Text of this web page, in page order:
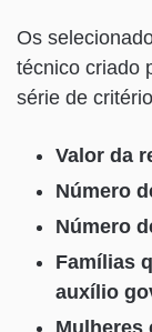
Os
técnico criado
série de
Valor da
Número
Número
Famílias
auxílio